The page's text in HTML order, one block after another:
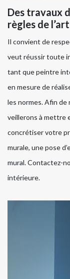
Des travaux
règles de l’art
Il convient de
veut réussir toute
tant que peintre
en mesure de
les normes. Afin de
veillerons à mettre
concrétiser votre
murale, une pose
mural. Contactez-
intérieure.